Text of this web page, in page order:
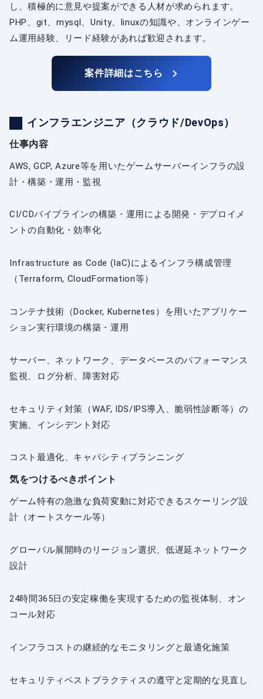
し、積極的に意見や提案ができる人材が求められます。
PHP、git、mysql、Unity、linuxの知識や、オンラインゲー
ム運用経験、リード経験があれば歓迎されます。
案件詳細はこちら
インフラエンジニア（クラウド/DevOps）
仕事内容
AWS, GCP, Azure等を用いたゲームサーバーインフラの設
計・構築・運用・監視
CI/CDパイプラインの構築・運用による開発・デプロイメ
ントの自動化・効率化
Infrastructure as Code (IaC)によるインフラ構成管理
（Terraform, CloudFormation等）
コンテナ技術（Docker, Kubernetes）を用いたアプリケー
ション実行環境の構築・運用
サーバー、ネットワーク、データベースのパフォーマンス
監視、ログ分析、障害対応
セキュリティ対策（WAF, IDS/IPS導入、脆弱性診断等）の
実施、インシデント対応
コスト最適化、キャパシティプランニング
気をつけるべきポイント
ゲーム特有の急激な負荷変動に対応できるスケーリング設
計（オートスケール等）
グローバル展開時のリージョン選択、低遅延ネットワーク
設計
24時間365日の安定稼働を実現するための監視体制、オン
コール対応
インフラコストの継続的なモニタリングと最適化施策
セキュリティベストプラクティスの遵守と定期的な見直し